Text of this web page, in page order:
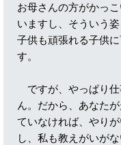
お母さんの方がかっ
いますし、そういう姿
子供も頑張れる子供
す。
ですが、やっぱり
ん。だから、あなた
ていなければ、やり
し、私も教えがいが